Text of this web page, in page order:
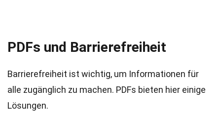
PDFs und Barrierefreiheit
Barrierefreiheit ist wichtig, um Informationen für
alle zugänglich zu machen. PDFs bieten hier einige
Lösungen.